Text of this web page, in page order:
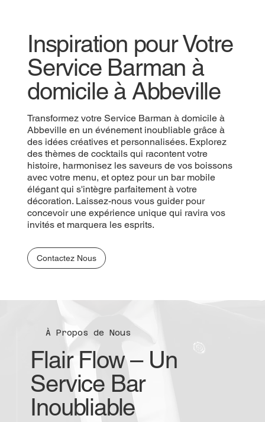
Inspiration pour Votre
Service Barman à
domicile à Abbeville
Transformez votre Service Barman à domicile à
Abbeville en un événement inoubliable grâce à
des idées créatives et personnalisées. Explorez
des thèmes de cocktails qui racontent votre
histoire, harmonisez les saveurs de vos boissons
avec votre menu, et optez pour un bar mobile
élégant qui s'intègre parfaitement à votre
décoration. Laissez-nous vous guider pour
concevoir une expérience unique qui ravira vos
invités et marquera les esprits.
Contactez Nous
À Propos de Nous
Flair Flow – Un
Service Bar
Inoubliable